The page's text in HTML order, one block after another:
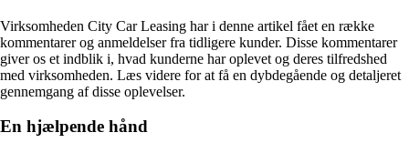
Virksomheden City Car Leasing har i denne artikel fået en række
kommentarer og anmeldelser fra tidligere kunder. Disse kommentarer
giver os et indblik i, hvad kunderne har oplevet og deres tilfredshed
med virksomheden. Læs videre for at få en dybdegående og detaljeret
gennemgang af disse oplevelser.
En hjælpende hånd